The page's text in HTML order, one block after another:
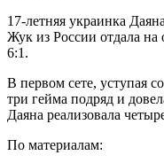
17-летняя украинка
Жук из России отдала
6:1.
В первом сете, уступая
три гейма подряд и
Даяна реализовала
По материалам: